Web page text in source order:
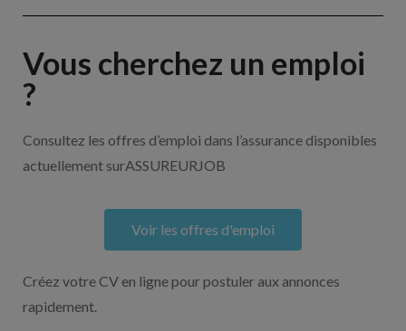
Vous cherchez un emploi
?
Consultez les offres d’emploi dans l’assurance disponibles
actuellement surASSUREURJOB
Voir les offres d'emploi
Créez votre CV en ligne pour postuler aux annonces
rapidement.